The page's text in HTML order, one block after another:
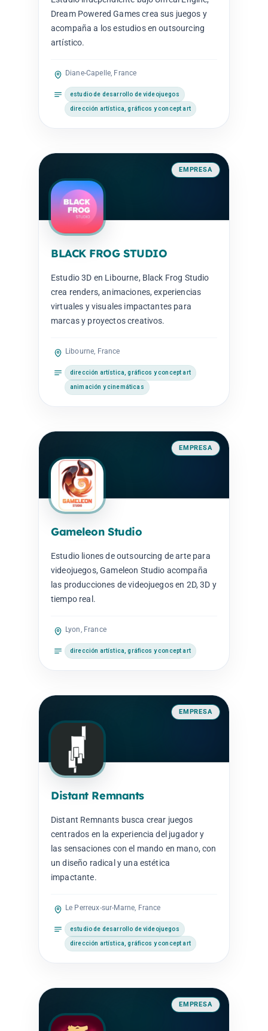
Dream Powered Games crea sus juegos y
acompaña a los estudios en outsourcing
artístico.
Diane-Capelle, France
estudio de desarrollo de videojuegos
dirección artística, gráficos y concept art
EMPRESA
BLACK FROG STUDIO
Estudio 3D en Libourne, Black Frog Studio
crea renders, animaciones, experiencias
virtuales y visuales impactantes para
marcas y proyectos creativos.
Libourne, France
dirección artística, gráficos y concept art
animación y cinemáticas
EMPRESA
Gameleon Studio
Estudio liones de outsourcing de arte para
videojuegos, Gameleon Studio acompaña
las producciones de videojuegos en 2D, 3D y
tiempo real.
Lyon, France
dirección artística, gráficos y concept art
EMPRESA
Distant Remnants
Distant Remnants busca crear juegos
centrados en la experiencia del jugador y
las sensaciones con el mando en mano, con
un diseño radical y una estética
impactante.
Le Perreux-sur-Marne, France
estudio de desarrollo de videojuegos
dirección artística, gráficos y concept art
EMPRESA